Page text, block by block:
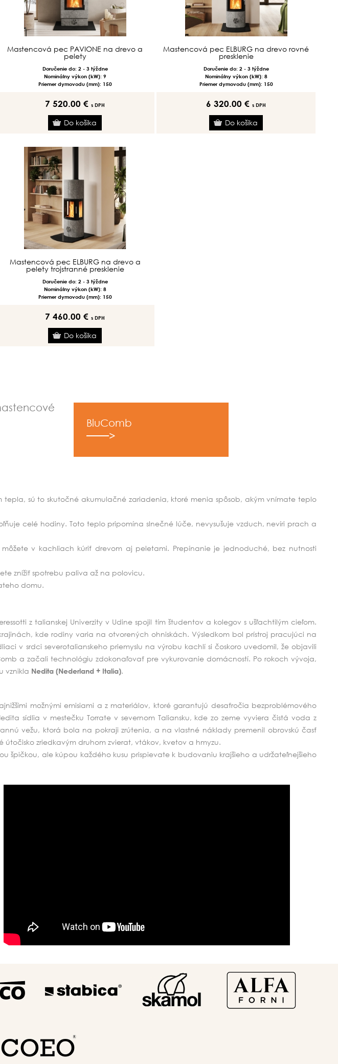
Mastencová pec PAVIONE na drevo a
pelety
Doručenie do: 2 - 3 týždne
Nominálny výkon (kW): 9
Priemer dymovodu (mm): 150
7 520.00 € s DPH
Mastencová pec ELBURG na drevo rovné
presklenie
Doručenie do: 2 - 3 týždne
Nominálny výkon (kW): 8
Priemer dymovodu (mm): 150
6 320.00 € s DPH
Mastencová pec ELBURG na drevo a
pelety trojstranné presklenie
Doručenie do: 2 - 3 týždne
Nominálny výkon (kW): 8
Priemer dymovodu (mm): 150
7 460.00 € s DPH
BluComb
sú to skutočné akumulačné zariadenia, ktoré menia spôsob, akým vnímate teplo
celé hodiny. Toto teplo pripomína slnečné lúče, nevysušuje vzduch, nevíri prach a
v kachliach kúriť drevom aj peletami. Prepínanie je jednoduché, bez nutnosti
znížiť spotrebu paliva až na polovicu.
domu.
z talianskej Univerzity v Udine spojil tím študentov a kolegov s ušľachtilým cieľom.
kde rodiny varia na otvorených ohniskách. Výsledkom bol prístroj pracujúci na
v srdci severotalianskeho priemyslu na výrobu kachlí si čoskoro uvedomil, že objavili
a začali technológiu zdokonaľovať pre vykurovanie domácností. Po rokoch vývoja,
vznikla Nedita (Nederland + Italia).
možnými emisiami a z materiálov, ktoré garantujú desaťročia bezproblémového
sídlia v mestečku Torrate v severnom Taliansku, kde zo zeme vyviera čistá voda z
vežu, ktorá bola na pokraji zrútenia, a na vlastné náklady premenil obrovskú časť
zriedkavým druhom zvierat, vtákov, kvetov a hmyzu.
špičkou, ale kúpou každého kusu prispievate k budovaniu krajšieho a udržateľnejšieho